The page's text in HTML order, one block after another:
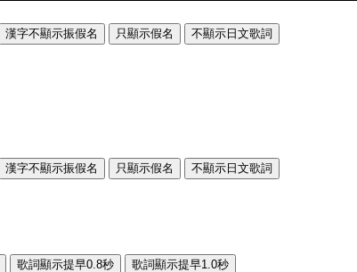
漢字不顯示振假名 只顯示假名
不顯示日文歌詞
漢字不顯示振假名 只顯示假名
不顯示日文歌詞
歌詞顯示提早0.8秒 歌詞顯示提早1.0秒